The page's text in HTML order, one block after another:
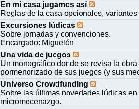
En mi casa jugamos así
Reglas de la casa opcionales,
Excursiones lúdicas
Sobre jornadas y convenciones.
Encargado: Miguelón
Una vida de juegos
Un monográfico donde se revisa la
pormenorizado de sus juegos (y sus
Universo Crowdfunding
Sobre las últimas novedades lúdicas
micromecenazgo.